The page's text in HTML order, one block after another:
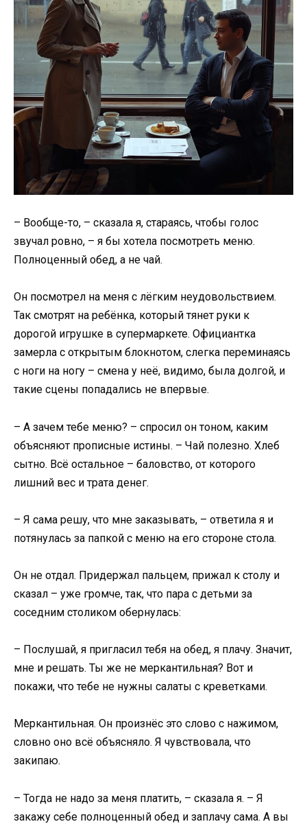
– Вообще-то, – сказала я, стараясь, чтобы голос
звучал ровно, – я бы хотела посмотреть меню.
Полноценный обед, а не чай.
Он посмотрел на меня с лёгким неудовольствием.
Так смотрят на ребёнка, который тянет руки к
дорогой игрушке в супермаркете. Официантка
замерла с открытым блокнотом, слегка переминаясь
с ноги на ногу – смена у неё, видимо, была долгой, и
такие сцены попадались не впервые.
– А зачем тебе меню? – спросил он тоном, каким
объясняют прописные истины. – Чай полезно. Хлеб
сытно. Всё остальное – баловство, от которого
лишний вес и трата денег.
– Я сама решу, что мне заказывать, – ответила я и
потянулась за папкой с меню на его стороне стола.
Он не отдал. Придержал пальцем, прижал к столу и
сказал – уже громче, так, что пара с детьми за
соседним столиком обернулась:
– Послушай, я пригласил тебя на обед, я плачу. Значит,
мне и решать. Ты же не меркантильная? Вот и
покажи, что тебе не нужны салаты с креветками.
Меркантильная. Он произнёс это слово с нажимом,
словно оно всё объясняло. Я чувствовала, что
закипаю.
– Тогда не надо за меня платить, – сказала я. – Я
закажу себе полноценный обед и заплачу сама. А вы